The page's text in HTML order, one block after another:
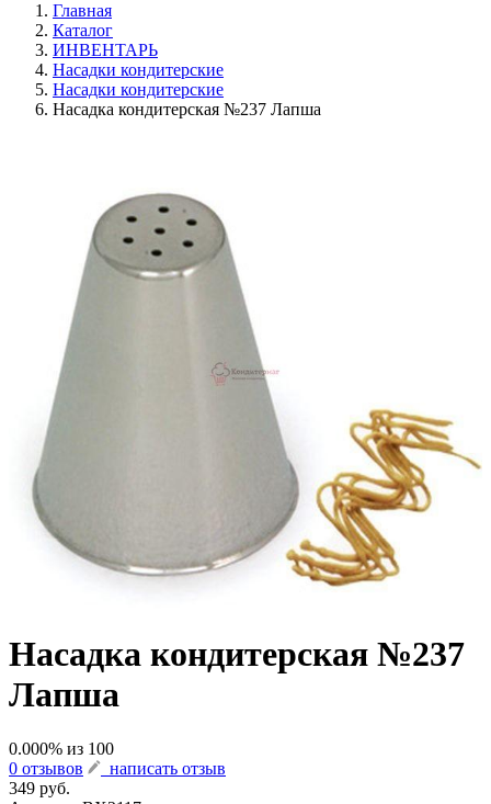
Главная
Каталог
ИНВЕНТАРЬ
Насадки кондитерские
Насадки кондитерские
Насадка кондитерская №237 Лапша
Насадка кондитерская №237
Лапша
0.000% из 100
0 отзывов
написать отзыв
349 руб.